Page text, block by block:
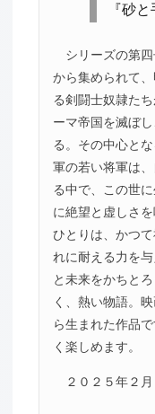
『砂
シリーズの第
から集められて
る剣闘士奴隷た
ーマ帝国を滅ぼ
る。その中心と
軍の若い将軍は
る中で、この世
に絶望と虚しさ
ひとりは、かつ
れに耐える力を
と未来をかちと
く、熱い物語。
ら生まれた作品
く楽しめます。
２０２５年２